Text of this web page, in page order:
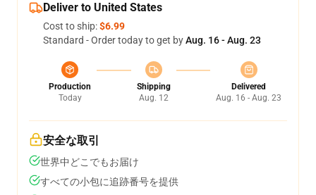
Deliver to United States
Cost to ship:$6.99
Standard - Order today to get byAug. 16 - Aug. 23
Production
Today
Shipping
Aug. 12
Delivered
Aug. 16 - Aug. 23
安全な取引
世界中どこでもお届け
すべての小包に追跡番号を提供